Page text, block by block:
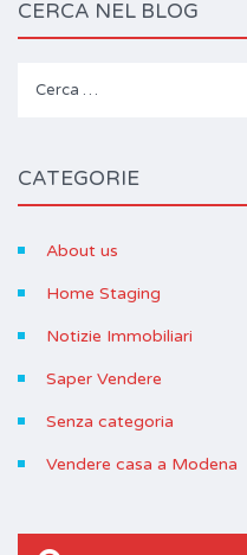
CERCA NEL BLOG
CATEGORIE
About us
Home Staging
Notizie Immobiliari
Saper Vendere
Senza categoria
Vendere casa a Modena